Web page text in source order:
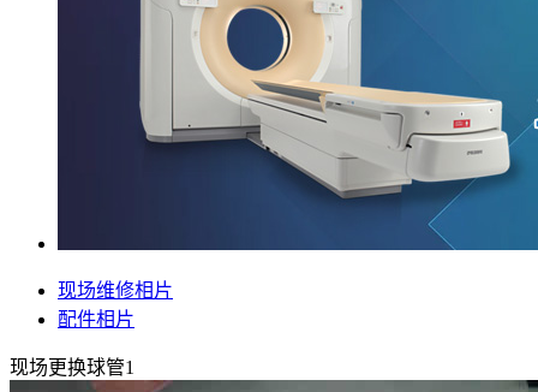
现场维修相片
配件相片
现场更换球管1